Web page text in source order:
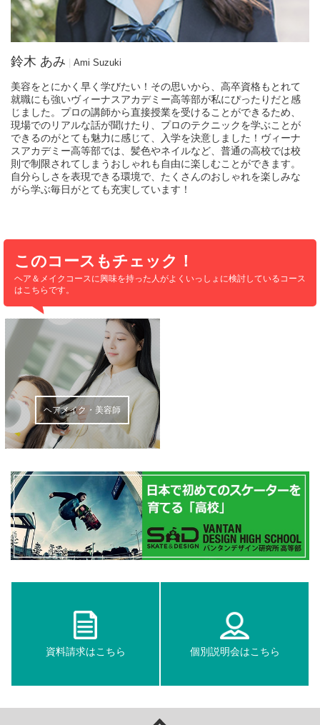
鈴木 あみ Ami Suzuki
美容をとにかく早く学びたい！その思いから、高卒資格もとれて
就職にも強いヴィーナスアカデミー高等部が私にぴったりだと感
じました。プロの講師から直接授業を受けることができるため、
現場でのリアルな話が聞けたり、プロのテクニックを学ぶことが
できるのがとても魅力に感じて、入学を決意しました！ヴィーナ
スアカデミー高等部では、髪色やネイルなど、普通の高校では校
則で制限されてしまうおしゃれも自由に楽しむことができます。
自分らしさを表現できる環境で、たくさんのおしゃれを楽しみな
がら学ぶ毎日がとても充実しています！
このコースもチェック！
ヘア＆メイクコースに興味を持った人がよくいっしょに検討しているコース
はこちらです。
ヘアメイク・美容師
資料請求はこちら 個別説明会はこちら